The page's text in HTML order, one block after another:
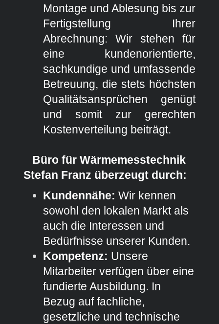
Montage und Ablesung bis zur
Fertigstellung Ihrer
Abrechnung: Wir stehen für
eine kundenorientierte,
sachkundige und umfassende
Betreuung, die stets höchsten
Qualitätsansprüchen genügt
und somit zur gerechten
Kostenverteilung beiträgt.
Büro für Wärmemesstechnik
Stefan Franz überzeugt durch:
Kundennähe: Wir kennen
sowohl den lokalen Markt als
auch die Interessen und
Bedürfnisse unserer Kunden.
Kompetenz: Unsere
Mitarbeiter verfügen über eine
fundierte Ausbildung. In
Bezug auf fachliche,
gesetzliche und technische